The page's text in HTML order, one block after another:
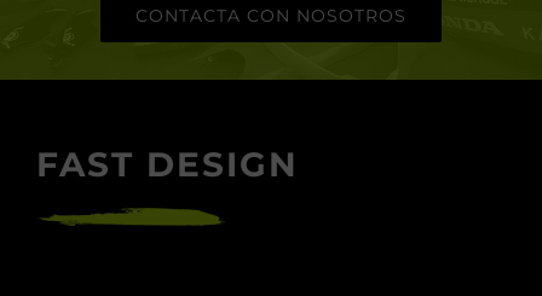
exclusivo o para realizar una